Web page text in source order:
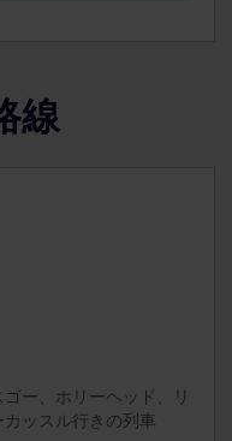
線
ー、ホリーヘッド、リ
ッスル行きの列車